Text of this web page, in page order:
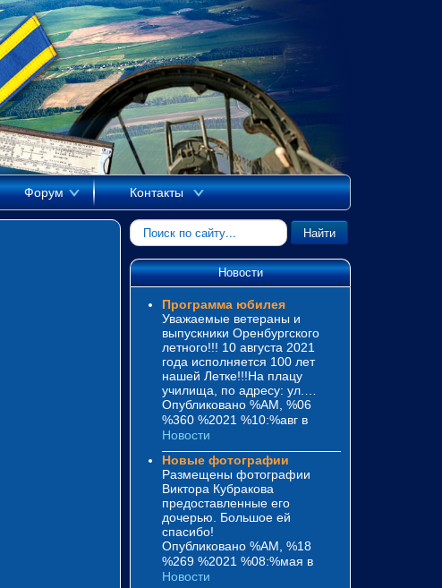
Форум Контакты
Искать... Найти
Новости
Программа юбилея
Уважаемые ветераны и
выпускники Оренбургского
летного!!! 10 августа 2021
года исполняется 100 лет
нашей Летке!!!На плацу
училища, по адресу: ул.…
Опубликовано %AM, %06
%360 %2021 %10:%авг в
Новости
Новые фотографии
Размещены фотографии
Виктора Кубракова
предоставленные его
дочерью. Большое ей
спасибо!
Опубликовано %AM, %18
%269 %2021 %08:%мая в
Новости